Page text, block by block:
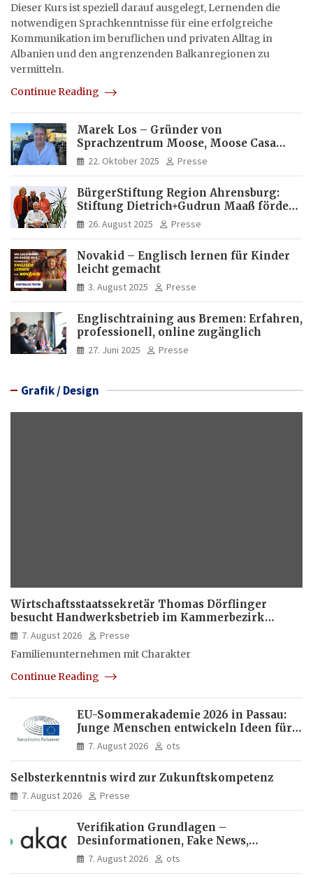
Dieser Kurs ist speziell darauf ausgelegt, Lernenden die
notwendigen Sprachkenntnisse für eine erfolgreiche
Kommunikation im beruflichen und privaten Alltag in
Albanien und den angrenzenden Balkanregionen zu
vermitteln.
Continue Reading
Marek Los – Gründer von
Sprachzentrum Moose, Moose Casa
Italia und Apartamento Brasil |
Internationaler Experte für Bildung
22. Oktober 2025 Presse
BürgerStiftung Region Ahrensburg:
Stiftung Dietrich+Gudrun Maaß fördert
Deutschkenntnisse von Frauen
26. August 2025 Presse
Novakid – Englisch lernen für Kinder
leicht gemacht
3. August 2025 Presse
Englischtraining aus Bremen: Erfahren,
professionell, online zugänglich
27. Juni 2025 Presse
Grafik / Design
Wirtschaftsstaatssekretär Thomas Dörflinger
besucht Handwerksbetrieb im Kammerbezirk
Freiburg
7. August 2026
Presse
Familienunternehmen mit Charakter
Continue Reading
EU-Sommerakademie 2026 in Passau:
Junge Menschen entwickeln Ideen für
Europas Zukunft
7. August 2026 ots
Selbsterkenntnis wird zur Zukunftskompetenz
7. August 2026 Presse
Verifikation Grundlagen –
Desinformationen, Fake News,
manipulierte Inhalte | dpa-Akademie
7. August 2026 ots